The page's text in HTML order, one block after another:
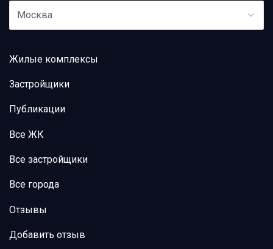
Москва
Жилые комплексы
Застройщики
Публикации
Все ЖК
Все застройщики
Все города
Отзывы
Добавить отзыв